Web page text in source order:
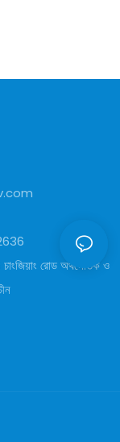
রোড অর্থনৈতিক ও